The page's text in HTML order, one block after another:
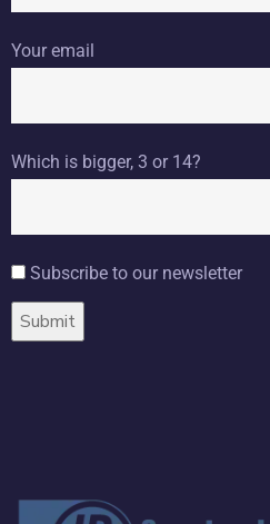
Your email
Which is bigger, 3 or 14?
Subscribe to our newsletter